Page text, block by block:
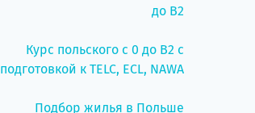
до B2
Курс польского с 0 до B2 с
подготовкой к TELC, ECL, NAWA
Подбор жилья в Польше